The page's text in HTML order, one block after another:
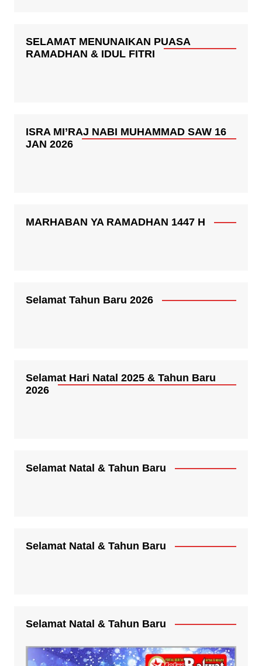
SELAMAT MENUNAIKAN PUASA
RAMADHAN & IDUL FITRI
ISRA MI’RAJ NABI MUHAMMAD SAW 16
JAN 2026
MARHABAN YA RAMADHAN 1447 H
Selamat Tahun Baru 2026
Selamat Hari Natal 2025 & Tahun Baru
2026
Selamat Natal & Tahun Baru
Selamat Natal & Tahun Baru
Selamat Natal & Tahun Baru